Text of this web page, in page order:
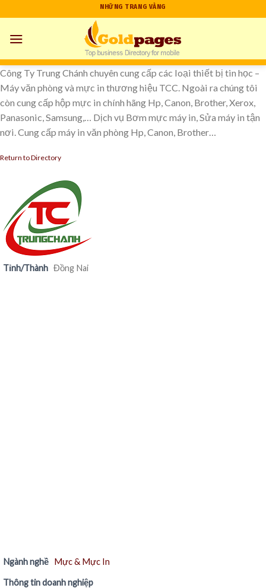
to
content
NHỮNG TRANG VÀNG
Công Ty Trung Chánh chuyên cung cấp các loại thiết bị tin học –
Máy văn phòng và mực in thương hiệu TCC. Ngoài ra chúng tôi
còn cung cấp hộp mực in chính hãng Hp, Canon, Brother, Xerox,
Panasonic, Samsung,… Dịch vụ Bơm mực máy in, Sửa máy in tận
nơi. Cung cấp máy in văn phòng Hp, Canon, Brother…
Return to Directory
Tỉnh/Thành Đồng Nai
Ngành nghề Mực & Mực In
Thông tin doanh nghiệp